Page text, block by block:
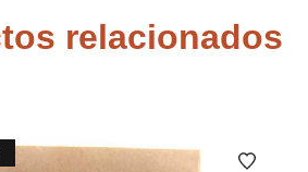
relacionados